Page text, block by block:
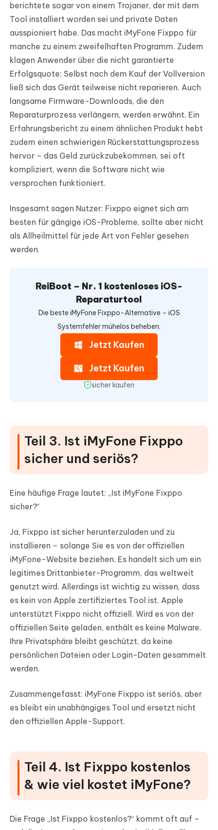
berichtete sogar von einem Trojaner, der mit dem
Tool installiert worden sei und private Daten
ausspioniert habe. Das macht iMyFone Fixppo für
manche zu einem zweifelhaften Programm. Zudem
klagen Anwender über die nicht garantierte
Erfolgsquote: Selbst nach dem Kauf der Vollversion
ließ sich das Gerät teilweise nicht reparieren. Auch
langsame Firmware-Downloads, die den
Reparaturprozess verlängern, werden erwähnt. Ein
Erfahrungsbericht zu einem ähnlichen Produkt hebt
zudem einen schwierigen Rückerstattungsprozess
hervor – das Geld zurückzubekommen, sei oft
kompliziert, wenn die Software nicht wie
versprochen funktioniert.
Insgesamt sagen Nutzer: Fixppo eignet sich am
besten für gängige iOS-Probleme, sollte aber nicht
als Allheilmittel für jede Art von Fehler gesehen
werden.
ReiBoot – Nr. 1 kostenloses iOS-
Reparaturtool
Die beste iMyFone Fixppo-Alternative – iOS
Systemfehler mühelos beheben.
Jetzt Kaufen
Jetzt Kaufen
sicher kaufen
Teil 3. Ist iMyFone Fixppo
sicher und seriös?
Eine häufige Frage lautet: „Ist iMyFone Fixppo
sicher?“
Ja, Fixppo ist sicher herunterzuladen und zu
installieren – solange Sie es von der offiziellen
iMyFone-Website beziehen. Es handelt sich um ein
legitimes Drittanbieter-Programm, das weltweit
genutzt wird. Allerdings ist wichtig zu wissen, dass
es kein von Apple zertifiziertes Tool ist. Apple
unterstützt Fixppo nicht offiziell. Wird es von der
offiziellen Seite geladen, enthält es keine Malware.
Ihre Privatsphäre bleibt geschützt, da keine
persönlichen Dateien oder Login-Daten gesammelt
werden.
Zusammengefasst: iMyFone Fixppo ist seriös, aber
es bleibt ein unabhängiges Tool und ersetzt nicht
den offiziellen Apple-Support.
Teil 4. Ist Fixppo kostenlos
& wie viel kostet iMyFone?
Die Frage „Ist Fixppo kostenlos?“ kommt oft auf –